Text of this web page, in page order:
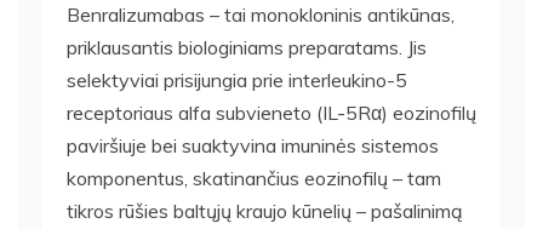
Benralizumabas – tai monokloninis antikūnas,
priklausantis biologiniams preparatams. Jis
selektyviai prisijungia prie interleukino-5
receptoriaus alfa subvieneto (IL-5Rα) eozinofilų
paviršiuje bei suaktyvina imuninės sistemos
komponentus, skatinančius eozinofilų – tam
tikros rūšies baltųjų kraujo kūnelių – pašalinimą